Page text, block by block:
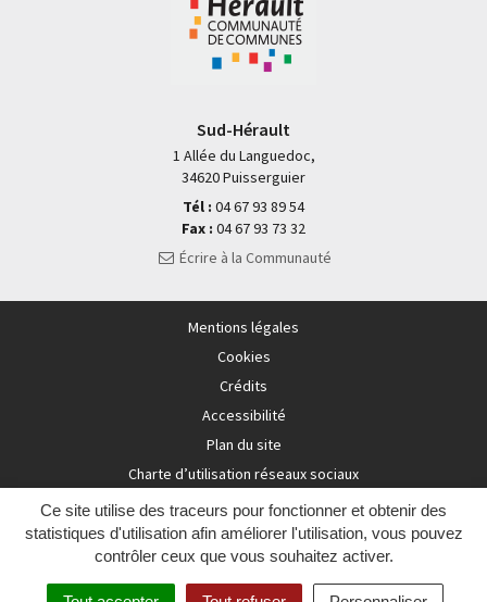
Ce site utilise des traceurs pour fonctionner et obtenir des
statistiques d'utilisation afin améliorer l'utilisation, vous pouvez
contrôler ceux que vous souhaitez activer.
Sud-Hérault
1 Allée du Languedoc,
34620 Puisserguier
Tél : 04 67 93 89 54
Fax : 04 67 93 73 32
Écrire à la Communauté
Mentions légales
Cookies
Crédits
Accessibilité
Plan du site
Charte d’utilisation réseaux sociaux